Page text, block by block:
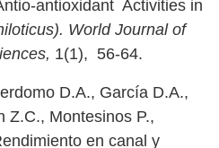
antioxidant Activities in
World Journal of
1(1), 56-64.
D.A., García D.A.,
Z.C., Montesinos P.,
en canal y